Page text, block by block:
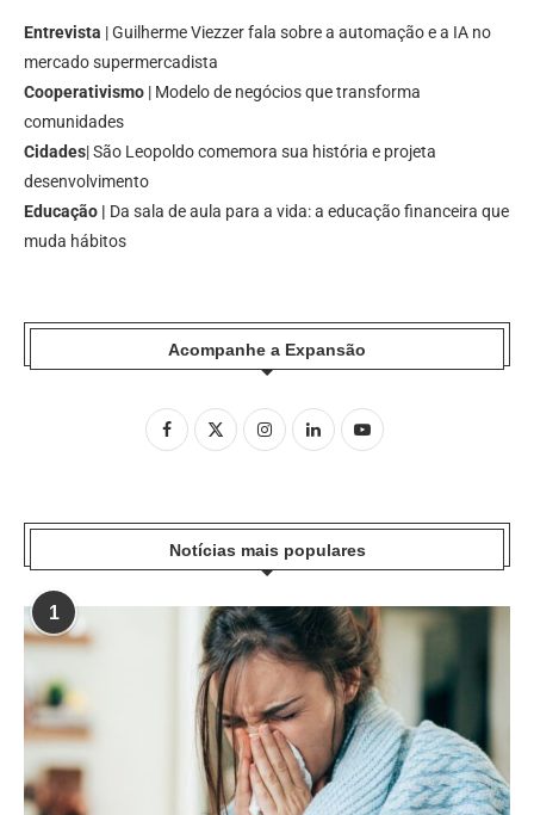
Entrevista | Guilherme Viezzer fala sobre a automação e a IA no
mercado supermercadista
Cooperativismo | Modelo de negócios que transforma
comunidades
Cidades| São Leopoldo comemora sua história e projeta
desenvolvimento
Educação | Da sala de aula para a vida: a educação financeira que
muda hábitos
Acompanhe a Expansão
Notícias mais populares
1